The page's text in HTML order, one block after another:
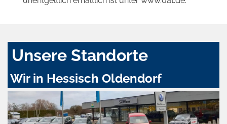
Unsere Standorte
Wir in Hessisch Oldendorf